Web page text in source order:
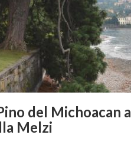
del Michoacan a
Melzi